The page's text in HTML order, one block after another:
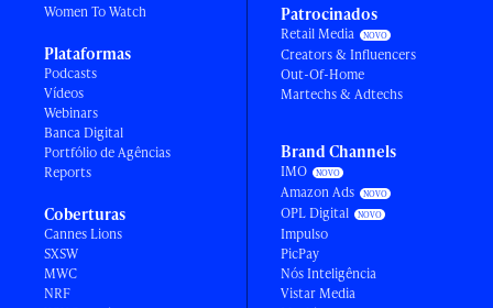
Women To Watch
Plataformas
Podcasts
Vídeos
Webinars
Banca Digital
Portfólio de Agências
Reports
Coberturas
Cannes Lions
SXSW
MWC
NRF
Patrocinados
Retail Media
Creators & Influencers
Out-Of-Home
Martechs & Adtechs
Brand Channels
IMO
Amazon Ads
OPL Digital
Impulso
PicPay
Nós Inteligência
Vistar Media